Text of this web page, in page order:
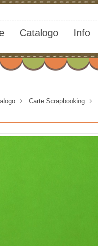
Catalogo Info
> Carte Scrapbooking >